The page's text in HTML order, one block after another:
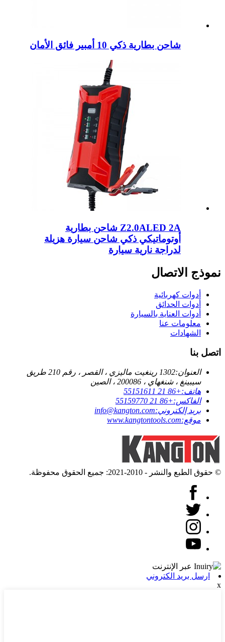
شاحن بطارية ذكي 10 أمبير فائق الأمان
Z2.0ALED 2A شاحن بطارية
أوتوماتيكي ذكي شاحن سيارة هزيلة
لدراجة نارية سيارة
نموذج الاتصال
أدوات كهربائية
أدوات الحدائق
أدوات العناية بالسيارة
معلومات عنا
الشهادات
اتصل بنا
العنوان:
1302 رينغيت ماليزي ، القصر ، رقم 210 طريق
سيبينغ ، شنغهاي ، 200086 ، الصين
هاتف:+86 21 55151611
الفاكس:+86 21 55159770
بريد إلكتروني:info@kangton.com
موقع:www.kangtontools.com
© حقوق الطبع والنشر - 2010-2021: جميع الحقوق محفوظة.
ارسل بريد الكتروني
x